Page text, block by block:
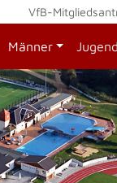
VfB-
Männer Jugend